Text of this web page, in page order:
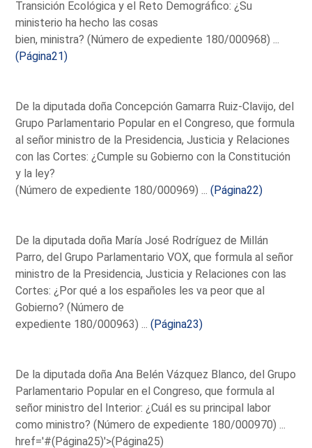
Transición Ecológica y el Reto Demográfico: ¿Su
ministerio ha hecho las cosas
bien, ministra? (Número de expediente 180/000968) ...
(Página21)
De la diputada doña Concepción Gamarra Ruiz-Clavijo, del
Grupo Parlamentario Popular en el Congreso, que formula
al señor ministro de la Presidencia, Justicia y Relaciones
con las Cortes: ¿Cumple su Gobierno con la Constitución
y la ley?
(Número de expediente 180/000969) ...(Página22)
De la diputada doña María José Rodríguez de Millán
Parro, del Grupo Parlamentario VOX, que formula al señor
ministro de la Presidencia, Justicia y Relaciones con las
Cortes: ¿Por qué a los españoles les va peor que al
Gobierno? (Número de
expediente 180/000963) ...(Página23)
De la diputada doña Ana Belén Vázquez Blanco, del Grupo
Parlamentario Popular en el Congreso, que formula al
señor ministro del Interior: ¿Cuál es su principal labor
como ministro? (Número de expediente 180/000970) ...
href='#(Página25)'>(Página25)